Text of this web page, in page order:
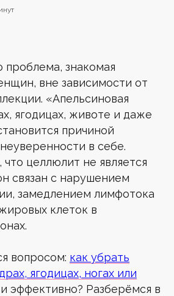
знакомая
вне зависимости от
«Апельсиновая
ягодицах, животе и даже
причиной
в себе.
целлюлит не является
связан с нарушением
замедлением лимфотока
клеток в
вопросом: как убрать
ягодицах, ногах или
эффективно? Разберёмся в